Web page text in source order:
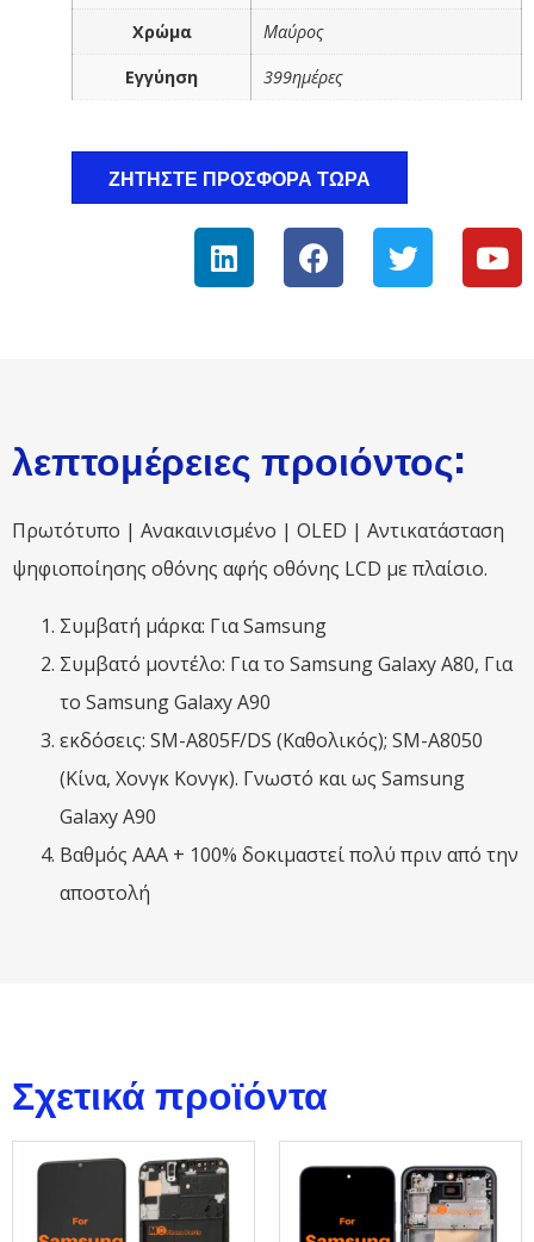
Χρώμα
Μαύρος
Εγγύηση
399ημέρες
ΖΗΤΉΣΤΕ ΠΡΟΣΦΟΡΆ ΤΏΡΑ
λεπτομέρειες προιόντος:
Πρωτότυπο | Ανακαινισμένο | OLED | Αντικατάσταση
ψηφιοποίησης οθόνης αφής οθόνης LCD με πλαίσιο.
Συμβατή μάρκα: Για Samsung
Συμβατό μοντέλο: Για το Samsung Galaxy A80, Για
το Samsung Galaxy A90
εκδόσεις: SM-A805F/DS (Καθολικός); SM-A8050
(Κίνα, Χονγκ Κονγκ). Γνωστό και ως Samsung
Galaxy A90
Βαθμός ΑΑΑ + 100% δοκιμαστεί πολύ πριν από την
αποστολή
Σχετικά προϊόντα